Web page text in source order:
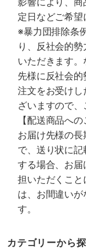
定日などご希望
※暴力団排除条
り、反社会的
いただきます
先様に反社会
注文をお受け
ざいますので、
【配送商品への
お届け先様の
で、送り状に
する場合、お
担いただくこ
は、お間違い
す。
カテゴリーから